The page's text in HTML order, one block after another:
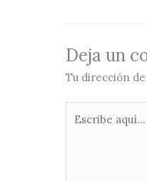
Deja un
Tu dirección
aquí...